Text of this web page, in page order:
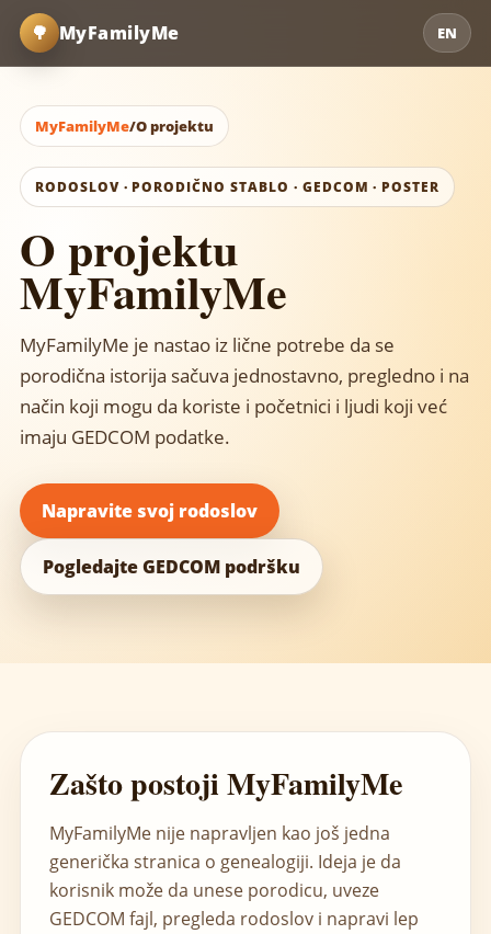
🌳 MyFamilyMe EN
MyFamilyMe/O projektu
RODOSLOV · PORODIČNO STABLO · GEDCOM · POSTER
O projektu
MyFamilyMe
MyFamilyMe je nastao iz lične potrebe da se
porodična istorija sačuva jednostavno, pregledno i na
način koji mogu da koriste i početnici i ljudi koji već
imaju GEDCOM podatke.
Napravite svoj rodoslov
Pogledajte GEDCOM podršku
Zašto postoji MyFamilyMe
MyFamilyMe nije napravljen kao još jedna
generička stranica o genealogiji. Ideja je da
korisnik može da unese porodicu, uveze
GEDCOM fajl, pregleda rodoslov i napravi lep